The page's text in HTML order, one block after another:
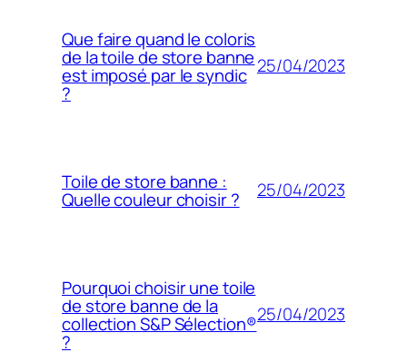
Que faire quand le coloris
de la toile de store banne
est imposé par le syndic
?
25/04/2023
Toile de store banne :
Quelle couleur choisir ? 25/04/2023
Pourquoi choisir une toile
de store banne de la
collection S&P Sélection®
?
25/04/2023